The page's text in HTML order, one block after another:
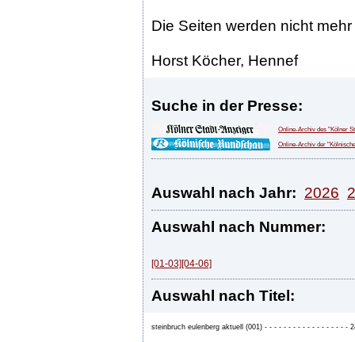
Die Seiten werden nicht
Horst Köcher, Hennef
Suche in der Presse:
Online-Archiv des "Kölner
Online-Archiv der
Auswahl nach Jahr: 2026
Auswahl nach Nummer:
[01-03][04-06]
Auswahl nach Titel:
steinbruch eulenberg aktuell (001) - - - - - - - - - - - - - - - - - -